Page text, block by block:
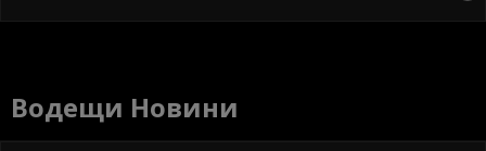
Водещи Новини